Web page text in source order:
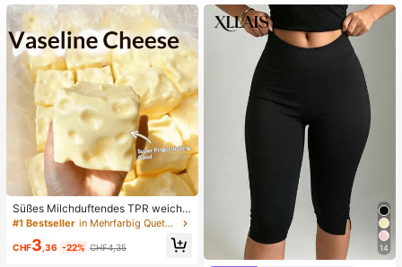
Süßes Milchduftendes TPR weiche
s quetschbares Dumpling-förmiges
Stressabbau-Spielzeug, 5cm niedli
ches lustiges Quetsch-Stressabbau
#1 Bestseller in Mehrfarbig Quetschspielzeug für Teenager
CHF3 ,36 -22% CHF4,35 14